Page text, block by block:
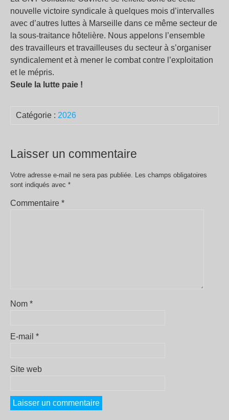
nouvelle victoire syndicale à quelques mois d’intervalles
avec d’autres luttes à Marseille dans ce même secteur de
la sous-traitance hôtelière. Nous appelons l’ensemble
des travailleurs et travailleuses du secteur à s’organiser
syndicalement et à mener le combat contre l’exploitation
et le mépris.
Seule la lutte paie !
Catégorie : 2026
Laisser un commentaire
Votre adresse e-mail ne sera pas publiée. Les champs obligatoires
sont indiqués avec *
Commentaire *
Nom *
E-mail *
Site web